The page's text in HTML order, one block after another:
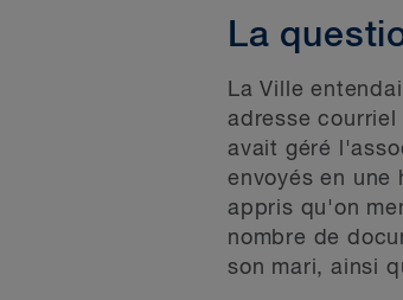
La
La Ville
adresse
avait géré
envoyés en une
appris qu'on
nombre de
son mari, ainsi